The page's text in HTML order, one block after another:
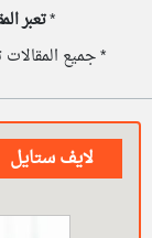
*تعبر
* جميع
لايف ستايل